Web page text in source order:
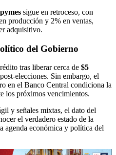
pymes sigue en retroceso, con
producción y 2% en ventas,
adquisitivo.
del Gobierno
tras liberar cerca de $5
elecciones. Sin embargo, el
en el Banco Central condiciona la
los próximos vencimientos.
y señales mixtas, el dato del
el verdadero estado de la
agenda económica y política del